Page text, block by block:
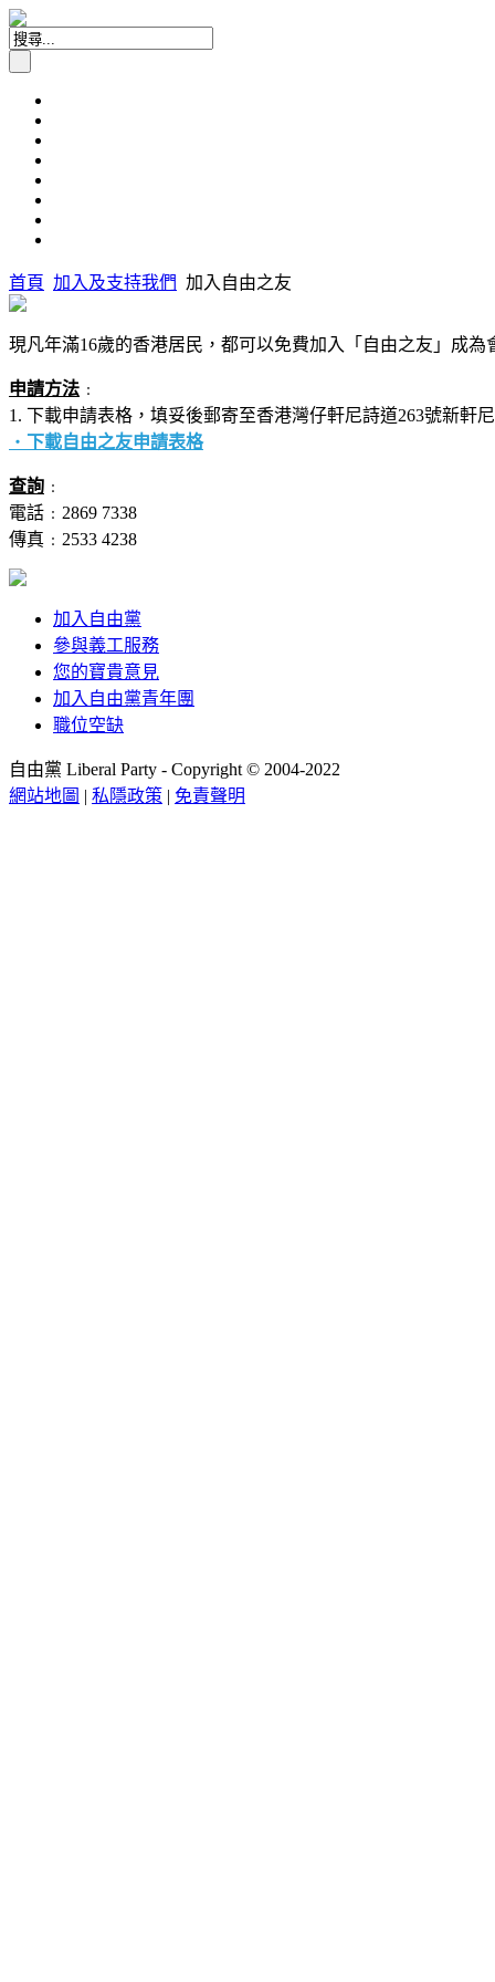
首頁 加入及支持我們 加入自由之友
現凡年滿16歲的香港居民，都可以免費加入「自由之友」成
申請方法 ﹕
1. 下載申請表格，填妥後郵寄至香港灣仔軒尼詩道263號新軒
‧ 下載自由之友申請表格
查詢 ﹕
電話﹕2869 7338
傳真﹕2533 4238
加入自由黨
參與義工服務
您的寶貴意見
加入自由黨青年團
職位空缺
自由黨 Liberal Party - Copyright © 2004-2022
網站地圖 | 私隱政策 | 免責聲明